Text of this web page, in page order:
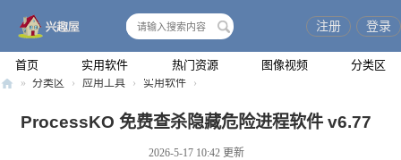
首页 实用软件 热门资源 图像视频 分类区
注册 登录
» 分类区 › 应用工具 › 实用软件 ›
ProcessKO 免费查杀隐藏危险进程软件 v6.77
2026-5-17 10:42 更新